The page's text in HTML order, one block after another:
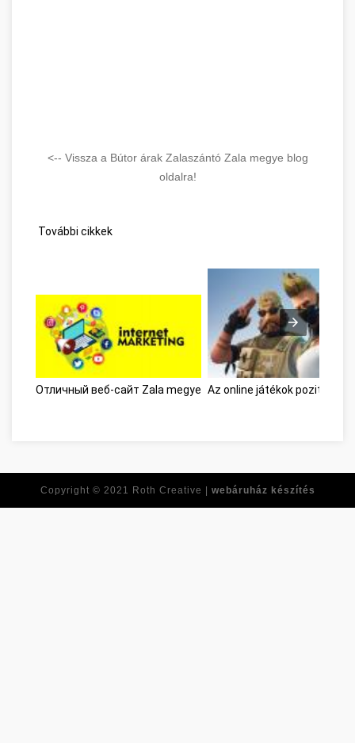
<-- Vissza a Bútor árak Zalaszántó Zala megye blog
oldalra!
További cikkek
Отличный веб-сайт Zala megye Az online játékok pozitív
Copyright © 2021 Roth Creative | webáruház készítés